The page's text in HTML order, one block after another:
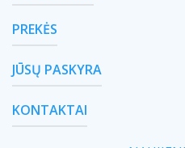
PREKĖS
JŪSŲ PASKYRA
KONTAKTAI